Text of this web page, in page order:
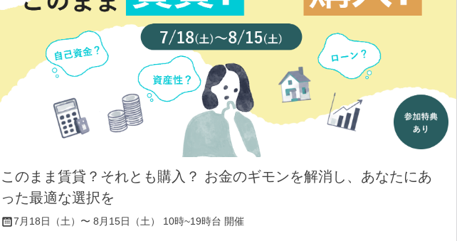
このまま賃貸？それとも購入？ お金のギモンを解消し、あなたにあ
った最適な選択を
7月18日（土）〜 8月15日（土） 10時~19時台 開催